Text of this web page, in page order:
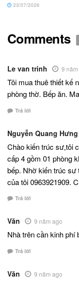
23/07/2026
Comments
Le van trinh 9
Tôi mua thuê thiết kế
phòng thờ. Bếp ăn.
Trả lời
Nguyễn Quang Hưng
Chào kiến trúc sư,tôi
cấp 4 gồm 01 phòng
bếp. Nhờ kiến trúc sư
của tôi 0963921909.
Trả lời
Văn 9 năm ago
Nhà trên cần kinh phí
Trả lời
Văn 9 năm ago